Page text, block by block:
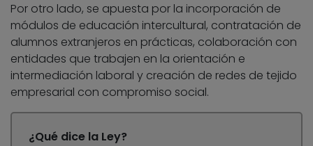
Por otro lado, se apuesta por la incorporación de
módulos de educación intercultural, contratación de
alumnos extranjeros en prácticas, colaboración con
entidades que trabajen en la orientación e
intermediación laboral y creación de redes de tejido
empresarial con compromiso social.
¿Qué dice la Ley?